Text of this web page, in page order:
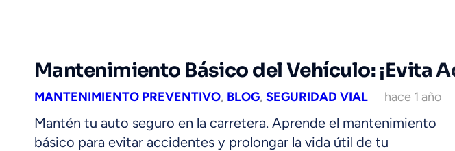
Mantenimiento Básico del Vehículo: ¡Evita
MANTENIMIENTO PREVENTIVO, BLOG, SEGURIDAD VIAL hace 1 año
Mantén tu auto seguro en la carretera. Aprende el mantenimiento
básico para evitar accidentes y prolongar la vida útil de tu